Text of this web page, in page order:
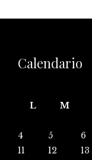
Calendario
L
M
4
5 6
11
12 13